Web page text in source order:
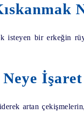
isteyen bir erkeğin
artan